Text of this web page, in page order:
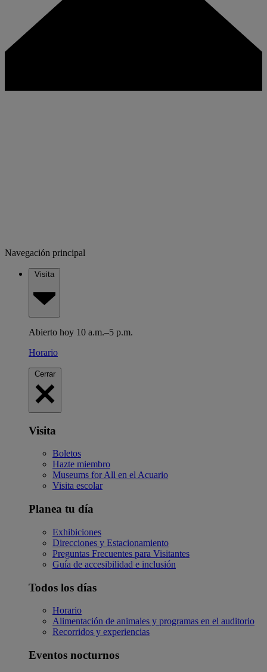
Navegación principal
Visita
Abierto hoy 10 a.m.–5 p.m.
Horario
Cerrar
Visita
Boletos
Hazte miembro
Museums for All en el Acuario
Visita escolar
Planea tu día
Exhibiciones
Direcciones y Estacionamiento
Preguntas Frecuentes para Visitantes
Guía de accesibilidad e inclusión
Todos los días
Horario
Alimentación de animales y programas en el auditorio
Recorridos y experiencias
Eventos nocturnos